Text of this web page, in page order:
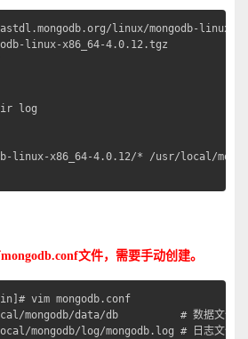
linux/mongodb-linux-
linux-x86_64-4.0.12.tgz
log
linux-x86_64-4.0.12/* /usr/local/
mongodb.conf文件，需要手动创建。
vim mongodb.conf
mongodb/data/db          # 数据文件存
mongodb/log/mongodb.log # 日志文件存